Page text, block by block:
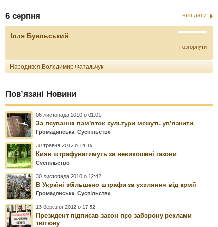
6 серпня Інші дати
Ілля Буяльський
Розгорнути
Народився Володимир Фатальчук
Пов’язані Новини
06 листопада 2010 о 01:01
За псування пам’яток культури можуть ув’язнити
Громадянська ,Суспільство
30 травня 2012 о 14:15
Киян штрафуватимуть за невикошені газони
Суспільство
30 листопада 2010 о 12:42
В Україні збільшено штрафи за ухиляння від армії
Громадянська ,Суспільство
13 березня 2012 о 17:52
Президент підписав закон про заборону реклами
тютюну